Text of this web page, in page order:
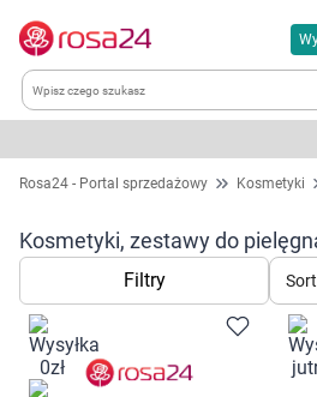
Kategorie
Chemia gospodarcza
Dla zwierząt
Dom i ogród
Rosa24 - Portal sprzedażowy Kosmetyki
Kosmetyki, zestawy do
Filtry